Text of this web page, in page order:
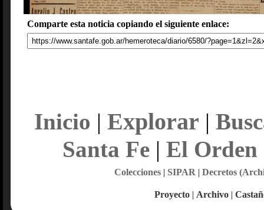
Comparte esta noticia copiando el siguiente enlace:
Inicio | Explorar |
Santa Fe| El Orden
Colecciones| SIPAR | Decretos
Proyecto | Archivo |